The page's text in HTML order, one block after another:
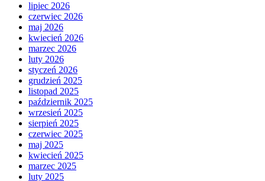
lipiec 2026
czerwiec 2026
maj 2026
kwiecień 2026
marzec 2026
luty 2026
styczeń 2026
grudzień 2025
listopad 2025
październik 2025
wrzesień 2025
sierpień 2025
czerwiec 2025
maj 2025
kwiecień 2025
marzec 2025
luty 2025